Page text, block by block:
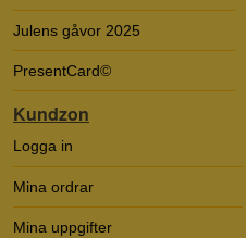
Julens gåvor 2025
PresentCard©
Kundzon
Logga in
Mina ordrar
Mina uppgifter